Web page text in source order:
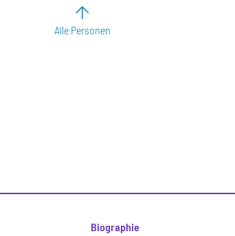
Alle Personen
Biographie